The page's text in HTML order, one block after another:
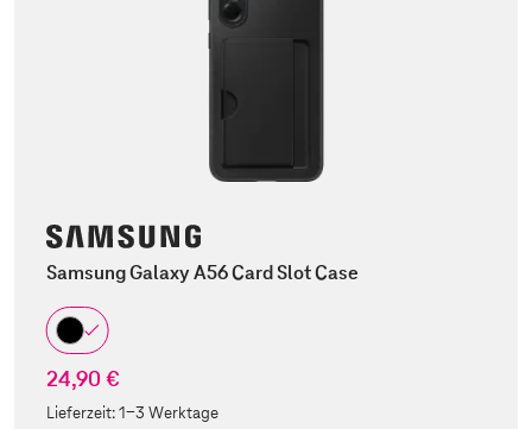
Samsung Galaxy A56 Card Slot Case
24,90 €
Lieferzeit:1-3 Werktage